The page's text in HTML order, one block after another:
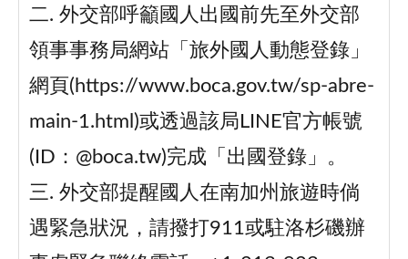
二. 外交部呼籲國人出國前先至外交部
領事事務局網站「旅外國人動態登錄」
網頁(https://www.boca.gov.tw/sp-abre-
main-1.html)或透過該局LINE官方帳號
(ID：@boca.tw)完成「出國登錄」。
三. 外交部提醒國人在南加州旅遊時倘
遇緊急狀況，請撥打911或駐洛杉磯辦